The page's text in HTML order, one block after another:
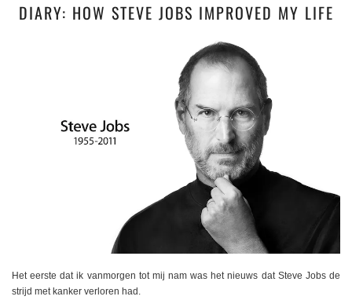
DIARY: HOW STEVE JOBS IMPROVED MY LIFE
Het eerste dat ik vanmorgen tot mij nam was het nieuws dat Steve Jobs de
strijd met kanker verloren had.